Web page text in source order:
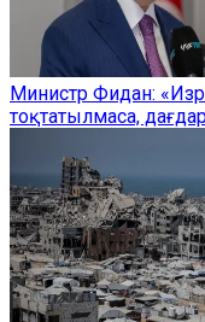
Министр Фидан:
тоқтатылмаса,